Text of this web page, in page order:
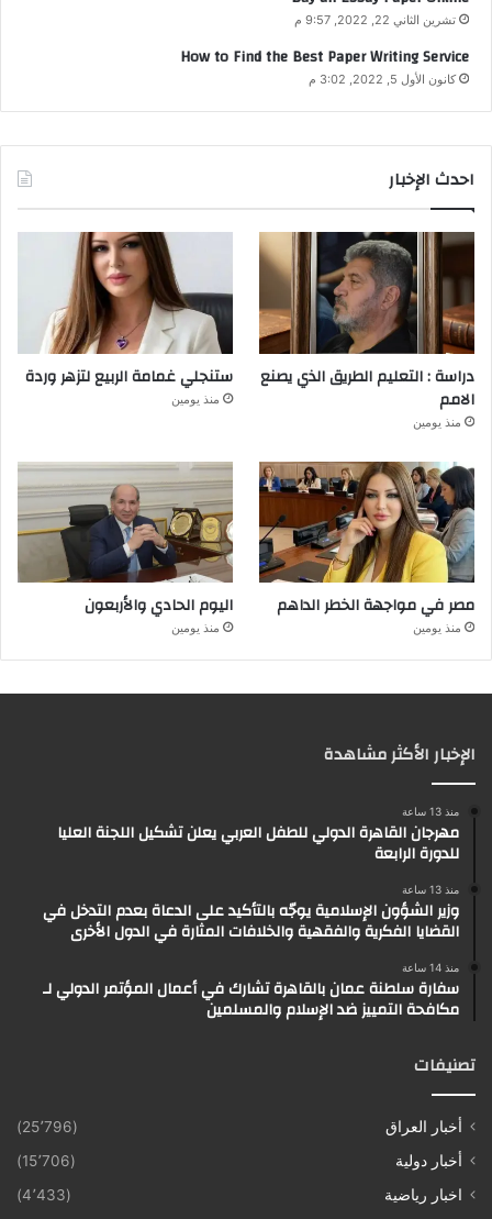
تشرين الثاني 22, 2022, 9:57 م
How to Find the Best Paper Writing Service
كانون الأول 5, 2022, 3:02 م
احدث الإخبار
دراسة : التعليم الطريق الذي يصنع
الامم
منذ يومين
ستنجلي غمامة الربيع لتزهر وردة
منذ يومين
مصر في مواجهة الخطر الداهم
منذ يومين
اليوم الحادي والأربعون
منذ يومين
الإخبار الأكثر مشاهدة
منذ 13 ساعة
مهرجان القاهرة الدولي للطفل العربي يعلن تشكيل اللجنة العليا
للدورة الرابعة
منذ 13 ساعة
وزير الشؤون الإسلامية يوجّه بالتأكيد على الدعاة بعدم التدخل في
القضايا الفكرية والفقهية والخلافات المثارة في الدول الأخرى
منذ 14 ساعة
سفارة سلطنة عمان بالقاهرة تشارك في أعمال المؤتمر الدولي لـ
مكافحة التمييز ضد الإسلام والمسلمين
تصنيفات
أخبار العراق
(25٬796)
أخبار دولية
(15٬706)
اخبار رياضية
(4٬433)